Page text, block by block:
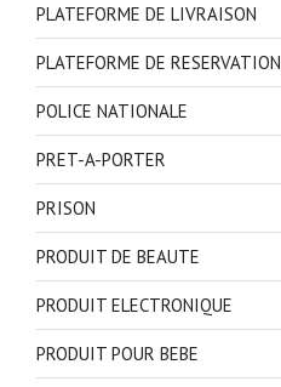
PLATEFORME DE LIVRAISON
PLATEFORME DE RESERVATION
POLICE NATIONALE
PRET-A-PORTER
PRISON
PRODUIT DE BEAUTE
PRODUIT ELECTRONIQUE
PRODUIT POUR BEBE